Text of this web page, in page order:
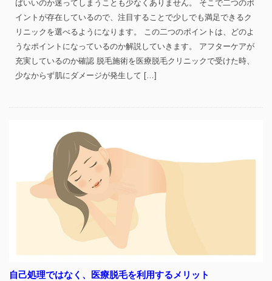
ばいいのか迷ってしまうことも少なくありません。 そこで二つのポ
イントが存在しているので、注目することで少しでも満足できるク
リニックを選べるようになります。 この二つのポイントは、どのよ
うなポイントになっているのか解説していきます。 アフターケアが
充実しているのか確認 脱毛施術を医療脱毛クリニックで受けた時、
少なからず肌にダメージが発生して […]
自己処理ではなく、医療脱毛を利用するメリット